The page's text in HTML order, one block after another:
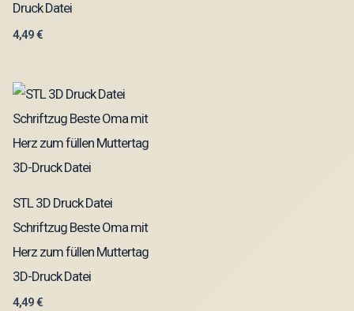
Druck Datei
4,49€
STL 3D Druck Datei
Schriftzug Beste Oma mit
Herz zum füllen Muttertag
3D-Druck Datei
4,49€